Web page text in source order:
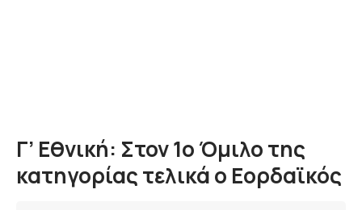
Γ’ Εθνική: Στον 1ο Όμιλο της
κατηγορίας τελικά ο Εορδαϊκός